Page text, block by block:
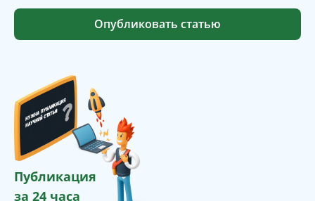
Опубликовать статью
Публикация
за 24 часа